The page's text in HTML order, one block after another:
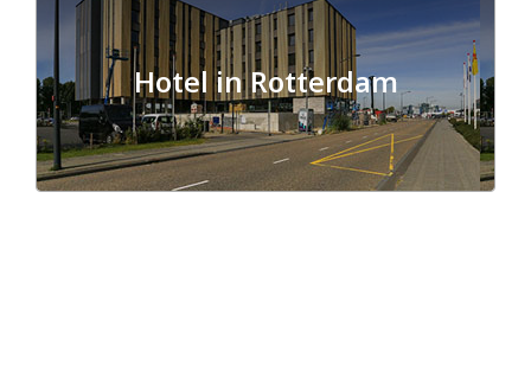
Hotel in Rotterdam